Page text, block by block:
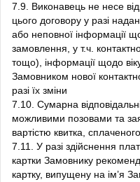
7.9. Виконавець не несе
цього договору у разі
або неповної інформації
замовлення, у т.ч.
тощо), інформації щодо
Замовником нової
разі їх зміни
7.10. Сумарна
можливими позовами та
вартістю квитка,
7.11. У разі здійснення
картки Замовнику
картку, випущену на ім’я